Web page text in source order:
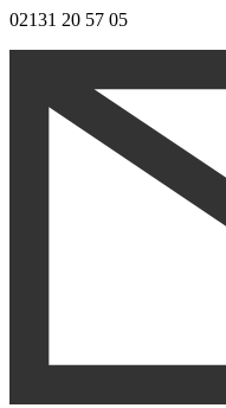
02131 20 57 05